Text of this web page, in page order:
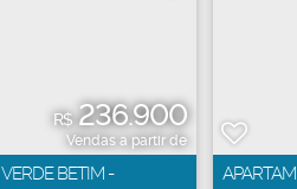
R$236.900
Vendas a partir de
BETIM -